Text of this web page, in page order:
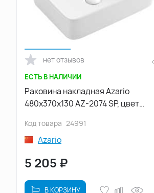
нет отзывов
ЕСТЬ В НАЛИЧИИ
Раковина накладная Azario
480х370х130 AZ-2074 SP, цвет
Код товара 24991
Azario
5 205 ₽
В КОРЗИНУ